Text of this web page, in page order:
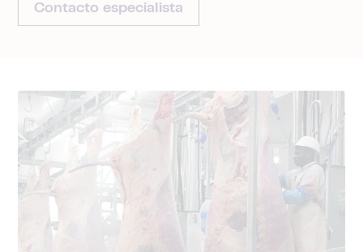
Contacto especialista